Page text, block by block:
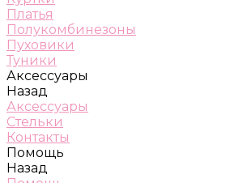
Платья
Полукомбинезоны
Пуховики
Туники
Аксессуары
Назад
Аксессуары
Стельки
Контакты
Помощь
Назад